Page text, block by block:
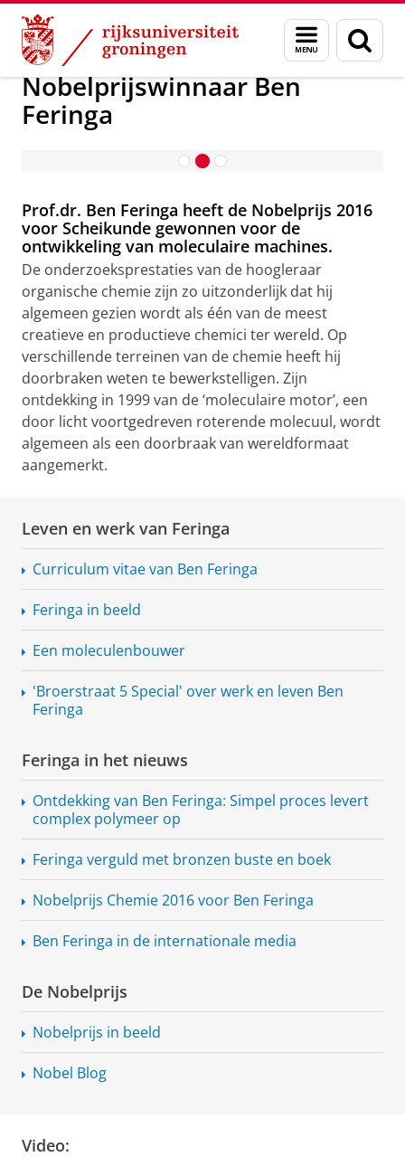
Skip
Content
Skip
Navigation
Menu
en
zoeken
Nobelprijswinnaar Ben Feringa
Nobelprijswinnaar Ben
Feringa
Een moleculenbouwer
Prof.dr. Ben Feringa heeft de Nobelprijs 2016
voor Scheikunde gewonnen voor de
ontwikkeling van moleculaire machines.
De onderzoeksprestaties van de hoogleraar
organische chemie zijn zo uitzonderlijk dat hij
algemeen gezien wordt als één van de meest
creatieve en productieve chemici ter wereld. Op
verschillende terreinen van de chemie heeft hij
doorbraken weten te bewerkstelligen. Zijn
ontdekking in 1999 van de ‘moleculaire motor’, een
door licht voortgedreven roterende molecuul, wordt
algemeen als een doorbraak van wereldformaat
aangemerkt.
Leven en werk van Feringa
Curriculum vitae van Ben Feringa
Feringa in beeld
Een moleculenbouwer
'Broerstraat 5 Special' over werk en leven Ben
Feringa
Feringa in het nieuws
Ontdekking van Ben Feringa: Simpel proces levert
complex polymeer op
Feringa verguld met bronzen buste en boek
Nobelprijs Chemie 2016 voor Ben Feringa
Ben Feringa in de internationale media
De Nobelprijs
Nobelprijs in beeld
Nobel Blog
Video: